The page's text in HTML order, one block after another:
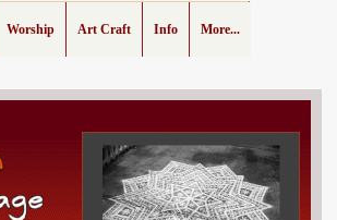
Worship Art Craft Info More...